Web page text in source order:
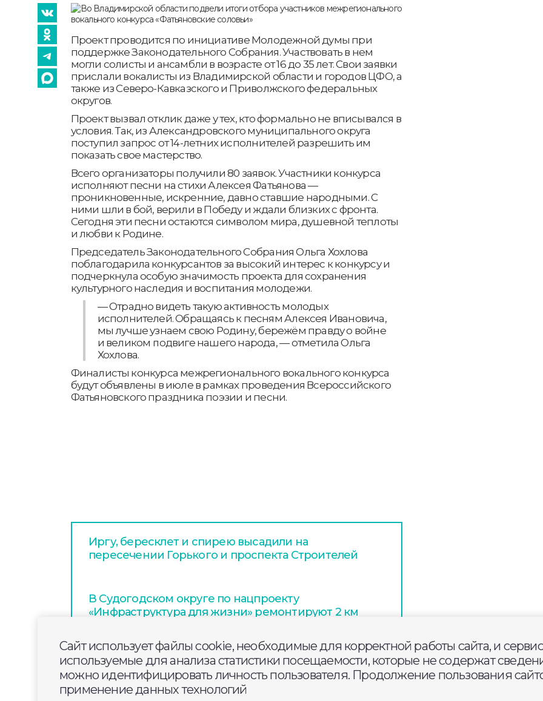
Проект проводится по инициативе Молодежной думы при
поддержке Законодательного Собрания. Участвовать в нем
могли солисты и ансамбли в возрасте от 16 до 35 лет. Свои заявки
прислали вокалисты из Владимирской области и городов ЦФО, а
также из Северо-Кавказского и Приволжского федеральных
округов.
Проект вызвал отклик даже у тех, кто формально не вписывался в
условия. Так, из Александровского муниципального округа
поступил запрос от 14-летних исполнителей разрешить им
показать свое мастерство.
Всего организаторы получили 80 заявок. Участники конкурса
исполняют песни на стихи Алексея Фатьянова —
проникновенные, искренние, давно ставшие народными. С
ними шли в бой, верили в Победу и ждали близких с фронта.
Сегодня эти песни остаются символом мира, душевной теплоты
и любви к Родине.
Председатель Законодательного Собрания Ольга Хохлова
поблагодарила конкурсантов за высокий интерес к конкурсу и
подчеркнула особую значимость проекта для сохранения
культурного наследия и воспитания молодежи.
— Отрадно видеть такую активность молодых
исполнителей. Обращаясь к песням Алексея Ивановича,
мы лучше узнаем свою Родину, бережём правду о войне
и великом подвиге нашего народа, — отметила Ольга
Хохлова.
Финалисты конкурса межрегионального вокального конкурса
будут объявлены в июле в рамках проведения Всероссийского
Фатьяновского праздника поэзии и песни.
Иргу, бересклет и спирею высадили на
пересечении Горького и проспекта Строителей
В Судогодском округе по нацпроекту
«Инфраструктура для жизни» ремонтируют 2 км
На Козловом валу сделают деревянный настил и
ограждение для удобства и безопасности
пешеходов
Сайт использует файлы cookie, необходимые для корректной работы сайта, и
используемые для анализа статистики посещаемости, которые не содержат
можно идентифицировать личность пользователя. Продолжение пользования
применение данных технологий